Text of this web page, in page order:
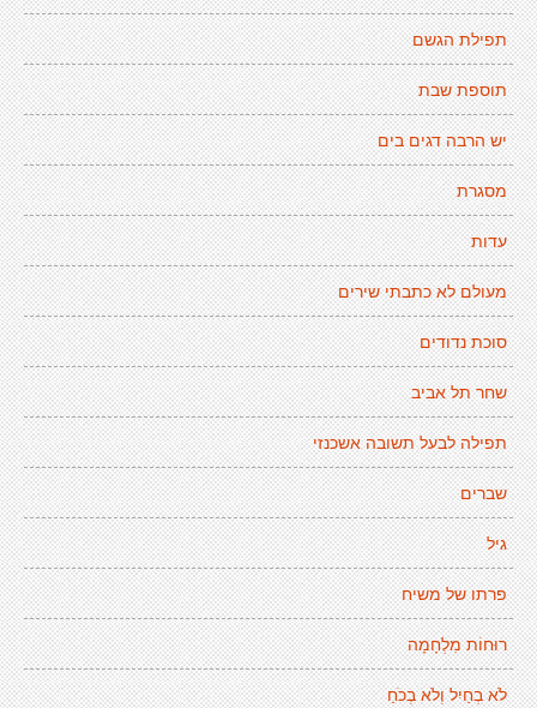
תפילת הגשם
תוספת שבת
יש הרבה דגים בים
מסגרת
עדות
מעולם לא כתבתי שירים
סוכת נדודים
שחר תל אביב
תפילה לבעל תשובה אשכנזי
שברים
גיל
פרתו של משיח
רוּחוֹת מִלְחָמָה
לֹא בְחַיִל וְלֹא בְכֹחַ